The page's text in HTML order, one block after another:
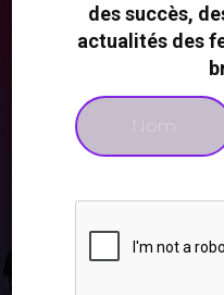
pour la Paix en
des succès,
actualités des